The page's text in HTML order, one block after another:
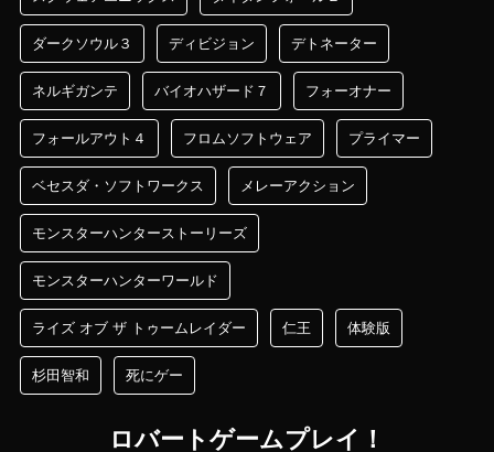
ダークソウル３ ディビジョン デトネーター
ネルギガンテ バイオハザード７ フォーオナー
フォールアウト４ フロムソフトウェア プライマー
ベセスダ・ソフトワークス メレーアクション
モンスターハンターストーリーズ
モンスターハンターワールド
ライズ オブ ザ トゥームレイダー 仁王 体験版
杉田智和 死にゲー
ロバートゲームプレイ！